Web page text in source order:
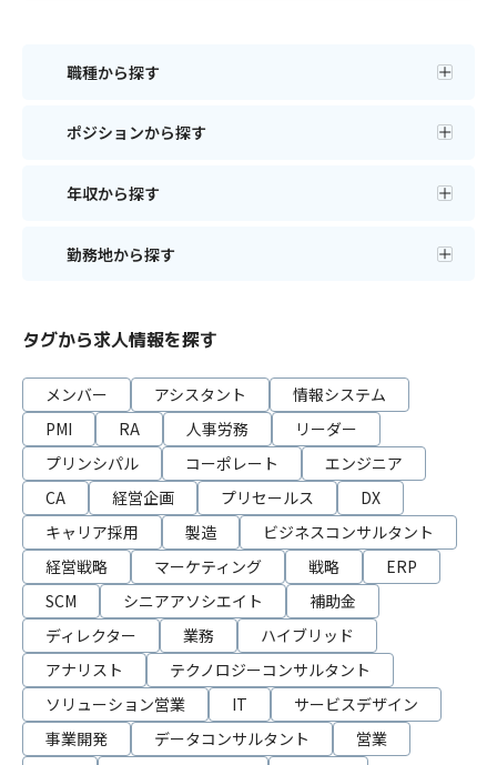
職種から探す
ポジションから探す
年収から探す
勤務地から探す
タグから求人情報を探す
メンバー アシスタント
情報システム
PMI
RA 人事労務
リーダー
プリンシパル
コーポレート
エンジニア
CA
経営企画 プリセールス
DX
キャリア採用
製造
ビジネスコンサルタント
経営戦略
マーケティング 戦略
ERP
SCM
シニアアソシエイト
補助金
ディレクター
業務
ハイブリッド
アナリスト
テクノロジーコンサルタント
ソリューション営業
IT
サービスデザイン
事業開発
データコンサルタント
営業